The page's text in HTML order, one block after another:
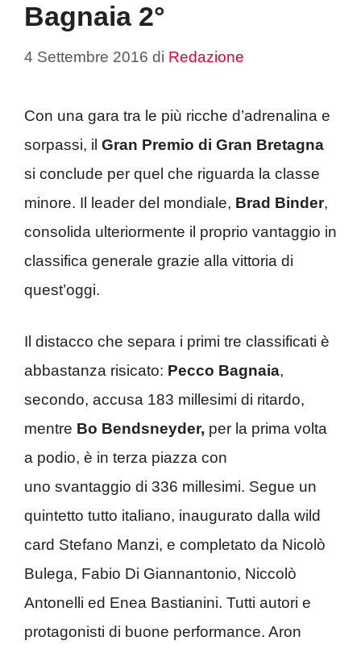
Bagnaia 2°
4 Settembre 2016 di Redazione
Con una gara tra le più ricche d’adrenalina e
sorpassi, il Gran Premio di Gran Bretagna
si conclude per quel che riguarda la classe
minore. Il leader del mondiale, Brad Binder,
consolida ulteriormente il proprio vantaggio in
classifica generale grazie alla vittoria di
quest’oggi.
Il distacco che separa i primi tre classificati è
abbastanza risicato: Pecco Bagnaia,
secondo, accusa 183 millesimi di ritardo,
mentre Bo Bendsneyder, per la prima volta
a podio, è in terza piazza con
uno svantaggio di 336 millesimi. Segue un
quintetto tutto italiano, inaugurato dalla wild
card Stefano Manzi, e completato da Nicolò
Bulega, Fabio Di Giannantonio, Niccolò
Antonelli ed Enea Bastianini. Tutti autori e
protagonisti di buone performance. Aron